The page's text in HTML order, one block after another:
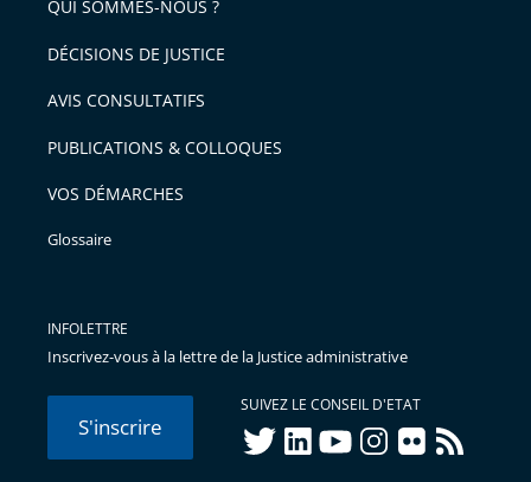
QUI SOMMES-NOUS ?
DÉCISIONS DE JUSTICE
AVIS CONSULTATIFS
PUBLICATIONS & COLLOQUES
VOS DÉMARCHES
Glossaire
INFOLETTRE
Inscrivez-vous à la lettre de la Justice administrative
S'inscrire
SUIVEZ LE CONSEIL D'ETAT
twitterlinkedInyoutubeinstagram
flickr rss